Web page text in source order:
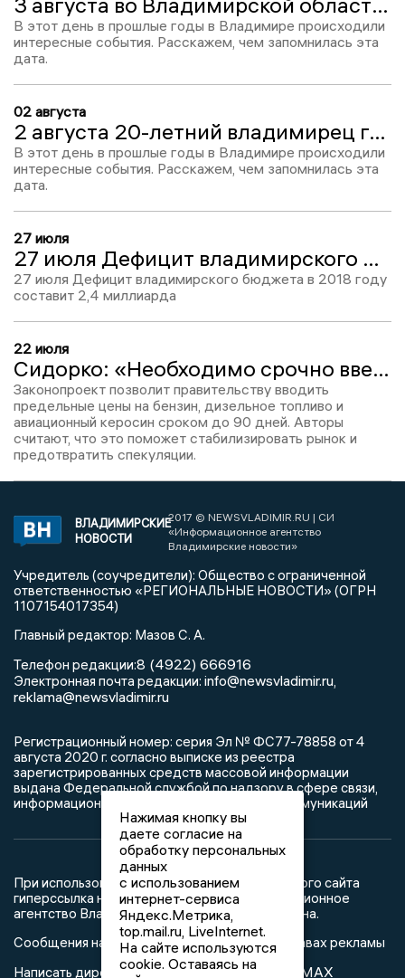
В этот день в прошлые годы в Владимире происходили
интересные события. Расскажем, чем запомнилась эта
дата.
02 августа
2 августа 20-летний владимирец готовил нападение на воинскую часть
В этот день в прошлые годы в Владимире происходили
интересные события. Расскажем, чем запомнилась эта
дата.
27 июля
27 июля Дефицит владимирского бюджета в 2018 году составит 2,4 миллиарда
27 июля Дефицит владимирского бюджета в 2018 году
составит 2,4 миллиарда
22 июля
Сидорко: «Необходимо срочно ввести государственное регулирование цен на горюче-смазочные материалы»
Законопроект позволит правительству вводить
предельные цены на бензин, дизельное топливо и
авиационный керосин сроком до 90 дней. Авторы
считают, что это поможет стабилизировать рынок и
предотвратить спекуляции.
ВЛАДИМИРСКИЕ
НОВОСТИ
2017 © NEWSVLADIMIR.RU | СИ
«Информационное агентство
Владимирские новости»
Учредитель (соучредители): Общество с ограниченной
ответственностью «РЕГИОНАЛЬНЫЕ НОВОСТИ» (ОГРН
1107154017354)
Главный редактор: Мазов С. А.
Телефон редакции:8 (4922) 666916
Электронная почта редакции: info@newsvladimir.ru,
reklama@newsvladimir.ru
Регистрационный номер: серия Эл № ФС77-78858 от 4
августа 2020 г. согласно выписке из реестра
зарегистрированных средств массовой информации
выдана Федеральной службой по надзору в сфере связи,
информационных технологий и массовых коммуникаций
При использовании любого материала с данного сайта
гиперссылка на Сетевое издание «Информационное
агентство Владимирские новости» обязательна.
Сообщения на сером фоне размещены на правах рекламы
Написать директору в телеграм@mazov MAX
Нажимая кнопку вы
даете согласие на
обработку персональных
данных
с использованием
интернет-сервиса
Яндекс.Метрика,
top.mail.ru, LiveInternet.
На сайте используются
cookie. Оставаясь на